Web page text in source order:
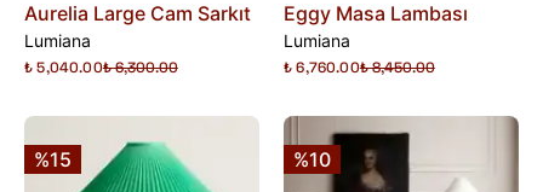
Aurelia Large Cam Sarkıt
Lumiana
₺ 5,040.00₺ 6,300.00
Eggy Masa Lambası
Lumiana
₺ 6,760.00₺ 8,450.00
%15 %10